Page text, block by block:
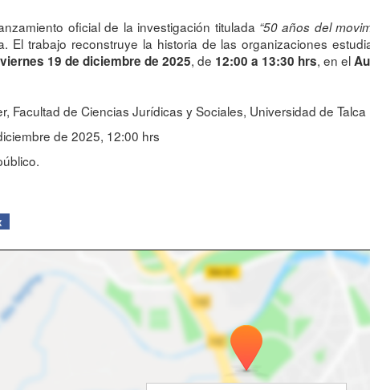
oficial de la investigación titulada “50 años del
El trabajo reconstruye la historia de las organizaciones
viernes 19 de diciembre de 2025, de 12:00 a 13:30 hrs, en el
Facultad de Ciencias Jurídicas y Sociales, Universidad de Talca
de 2025, 12:00 hrs